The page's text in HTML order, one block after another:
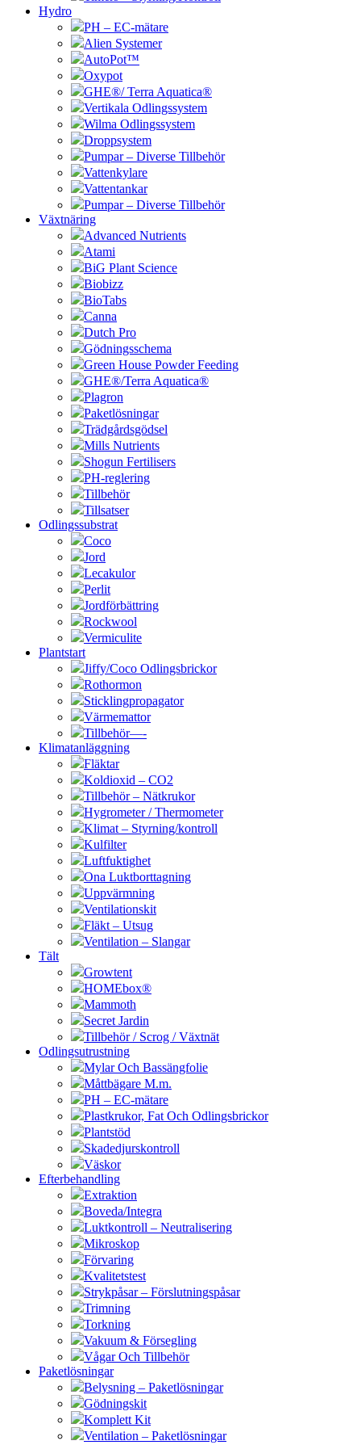
Hydro
PH – EC-mätare
Alien Systemer
AutoPot™
Oxypot
GHE®/ Terra Aquatica®
Vertikala Odlingssystem
Wilma Odlingssystem
Droppsystem
Pumpar – Diverse Tillbehör
Vattenkylare
Vattentankar
Pumpar – Diverse Tillbehör
Växtnäring
Advanced Nutrients
Atami
BiG Plant Science
Biobizz
BioTabs
Canna
Dutch Pro
Gödningsschema
Green House Powder Feeding
GHE®/Terra Aquatica®
Plagron
Paketlösningar
Trädgårdsgödsel
Mills Nutrients
Shogun Fertilisers
PH-reglering
Tillbehör
Tillsatser
Odlingssubstrat
Coco
Jord
Lecakulor
Perlit
Jordförbättring
Rockwool
Vermiculite
Plantstart
Jiffy/Coco Odlingsbrickor
Rothormon
Sticklingpropagator
Värmemattor
Tillbehör—-
Klimatanläggning
Fläktar
Koldioxid – CO2
Tillbehör – Nätkrukor
Hygrometer / Thermometer
Klimat – Styrning/kontroll
Kulfilter
Luftfuktighet
Ona Luktborttagning
Uppvärmning
Ventilationskit
Fläkt – Utsug
Ventilation – Slangar
Tält
Growtent
HOMEbox®
Mammoth
Secret Jardin
Tillbehör / Scrog / Växtnät
Odlingsutrustning
Mylar Och Bassängfolie
Måttbägare M.m.
PH – EC-mätare
Plastkrukor, Fat Och Odlingsbrickor
Plantstöd
Skadedjurskontroll
Väskor
Efterbehandling
Extraktion
Boveda/Integra
Luktkontroll – Neutralisering
Mikroskop
Förvaring
Kvalitetstest
Strykpåsar – Förslutningspåsar
Trimning
Torkning
Vakuum & Försegling
Vågar Och Tillbehör
Paketlösningar
Belysning – Paketlösningar
Gödningskit
Komplett Kit
Ventilation – Paketlösningar